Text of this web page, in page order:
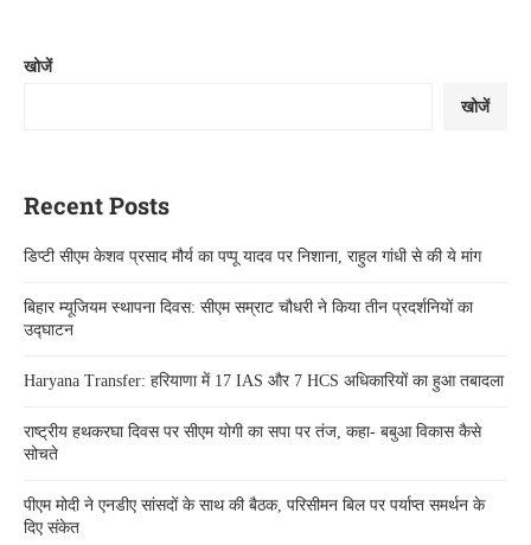
खोजें
खोजें
Recent Posts
डिप्टी सीएम केशव प्रसाद मौर्य का पप्पू यादव पर निशाना, राहुल गांधी से की ये मांग
बिहार म्यूजियम स्थापना दिवस: सीएम सम्राट चौधरी ने किया तीन प्रदर्शनियों का
उद्घाटन
Haryana Transfer: हरियाणा में 17 IAS और 7 HCS अधिकारियों का हुआ तबादला
राष्ट्रीय हथकरघा दिवस पर सीएम योगी का सपा पर तंज, कहा- बबुआ विकास कैसे
सोचते
पीएम मोदी ने एनडीए सांसदों के साथ की बैठक, परिसीमन बिल पर पर्याप्त समर्थन के
दिए संकेत